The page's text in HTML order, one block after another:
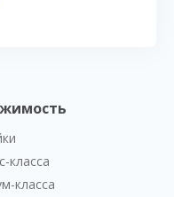
класса
класса